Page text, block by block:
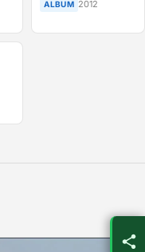
ALBUM 2012